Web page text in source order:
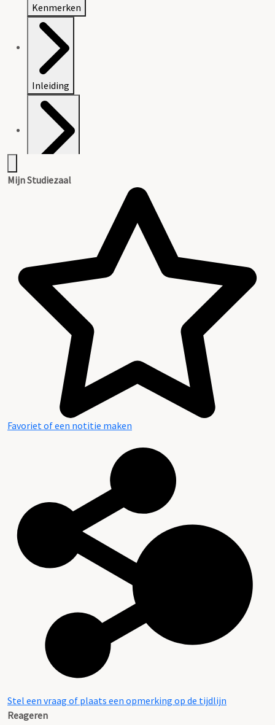
Kenmerken
Inleiding
Mijn Studiezaal
Favoriet of een notitie maken
Stel een vraag of plaats een opmerking op de tijdlijn
Reageren